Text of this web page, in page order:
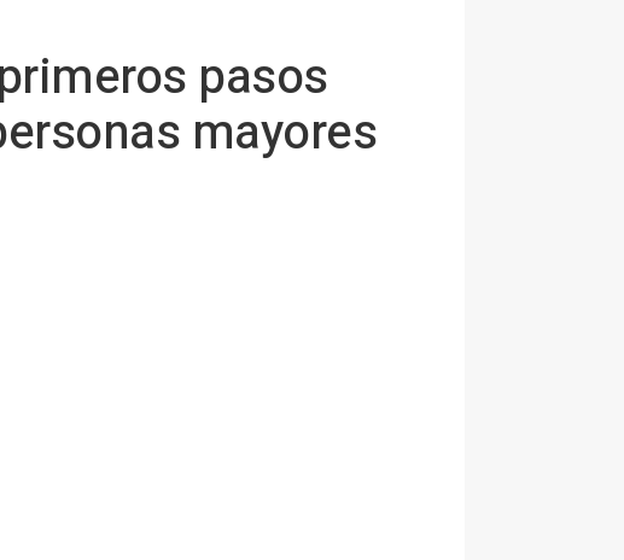
pasos
mayores